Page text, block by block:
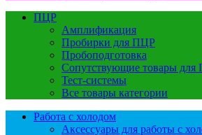
ПЦР
Амплификация
Пробирки для ПЦР
Пробоподготовка
Сопутствующие товары
Тест-системы
Все товары категории
Работа с холодом
Аксессуары для работы с